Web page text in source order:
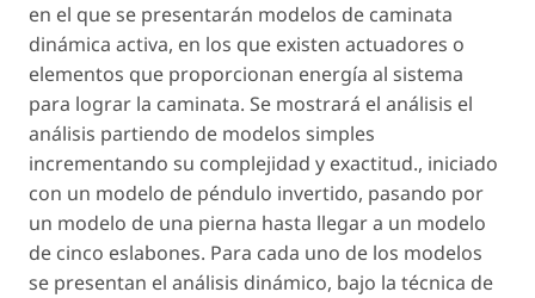
en el que se presentarán modelos de caminata
dinámica activa, en los que existen actuadores o
elementos que proporcionan energía al sistema
para lograr la caminata. Se mostrará el análisis el
análisis partiendo de modelos simples
incrementando su complejidad y exactitud., iniciado
con un modelo de péndulo invertido, pasando por
un modelo de una pierna hasta llegar a un modelo
de cinco eslabones. Para cada uno de los modelos
se presentan el análisis dinámico, bajo la técnica de